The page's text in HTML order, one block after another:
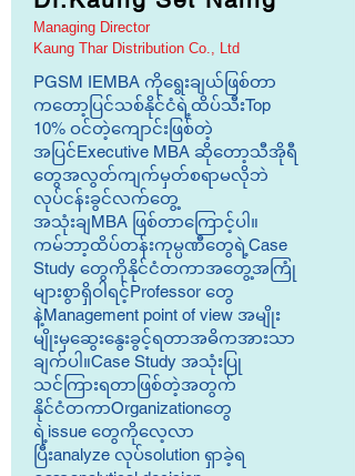
Managing Director
Kaung Thar Distribution Co., Ltd
PGSM IEMBA ကိုရွေးချယ်ဖြစ်တာ
ကတော့ပြင်သစ်နိုင်ငံရဲ့ထိပ်သီးTop
10% ဝင်တဲ့ကျောင်းဖြစ်တဲ့
အပြင်Executive MBA ဆိုတော့သီအိုရီ
တွေအလွတ်ကျက်မှတ်စရာမလိုဘဲ
လုပ်ငန်းခွင်လက်တွေ့
အသုံးချMBA ဖြစ်တာကြောင့်ပါ။
ကမ်ဘာ့ထိပ်တန်းကုမ္ပဏီတွေရဲ့Case
Study တွေကိုနိုင်ငံတကာအတွေ့အကြုံ
များစွာရှိဝါရင့်Professor တွေ
နဲ့Management point of view အမျိုး
မျိုးမှဆွေးနွေးခွင့်ရတာအဓိကအားသာ
ချက်ပါ။Case Study အသုံးပြု
သင်ကြားရတာဖြစ်တဲ့အတွက်
နိုင်ငံတကာOrganizationတွေ
ရဲ့issue တွေကိုလေ့လာ
ပြီးanalyze လုပ်solution ရှာခဲ့ရ